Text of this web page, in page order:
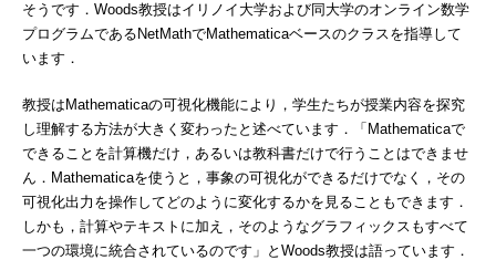
そうです．Woods教授はイリノイ大学および同大学のオンライン数学
プログラムであるNetMathでMathematicaベースのクラスを指導して
います．
教授はMathematicaの可視化機能により，学生たちが授業内容を探究
し理解する方法が大きく変わったと述べています．「Mathematicaで
できることを計算機だけ，あるいは教科書だけで行うことはできませ
ん．Mathematicaを使うと，事象の可視化ができるだけでなく，その
可視化出力を操作してどのように変化するかを見ることもできます．
しかも，計算やテキストに加え，そのようなグラフィックスもすべて
一つの環境に統合されているのです」とWoods教授は語っています．